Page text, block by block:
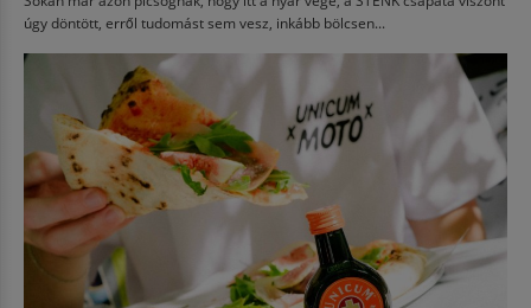
úgy döntött, erről tudomást sem vesz, inkább bölcsen...